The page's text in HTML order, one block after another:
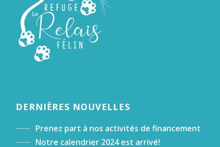
DERNIÈRES NOUVELLES
Prenez part à nos activités de financement
Notre calendrier 2024 est arrivé!